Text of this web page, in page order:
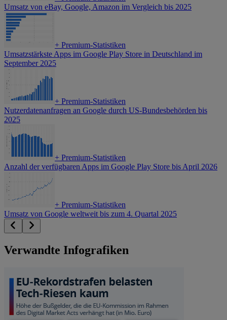
Umsatz von eBay, Google, Amazon im Vergleich bis 2025
+ Premium-Statistiken
Umsatzstärkste Apps im Google Play Store in Deutschland im
September 2025
+ Premium-Statistiken
Nutzerdatenanfragen an Google durch US-Bundesbehörden bis
2025
+ Premium-Statistiken
Anzahl der verfügbaren Apps im Google Play Store bis April 2026
+ Premium-Statistiken
Umsatz von Google weltweit bis zum 4. Quartal 2025
Verwandte Infografiken